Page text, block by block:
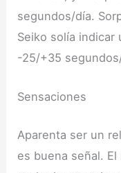
segundos/día.
Seiko solía indicar
-25/+35
Sensaciones
Aparenta ser un
es buena señal.